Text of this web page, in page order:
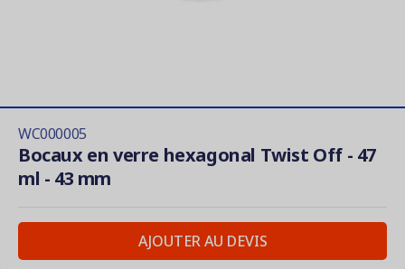
WC000005
Bocaux en verre hexagonal Twist Off - 47
ml - 43 mm
AJOUTER AU DEVIS